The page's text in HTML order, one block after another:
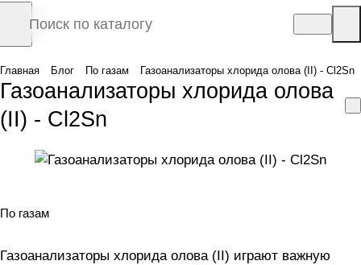
Главная Блог По газам Газоанализаторы хлорида олова (II) - Cl2Sn
Газоанализаторы хлорида олова
(II) - Cl2Sn
По газам
Газоанализаторы хлорида олова (II) играют важную